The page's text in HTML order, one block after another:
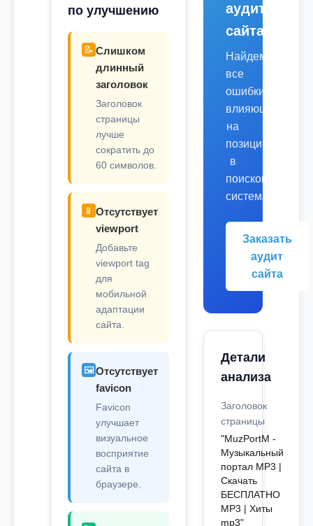
по улучшению
📝 Слишком
длинный
заголовок
Заголовок
страницы
лучше
сократить до
60 символов.
📱 Отсутствует
viewport
Добавьте
viewport tag
для
мобильной
адаптации
сайта.
🖼️Отсутствует
favicon
Favicon
улучшает
визуальное
восприятие
сайта в
браузере.
аудит
сайта
Найдем
все
ошибки,
влияющие
на
позиции
в
поисковых
системах.
Заказать
аудит
сайта
Детали
анализа
Заголовок
страницы
"MuzPortM -
Музыкальный
портал MP3 |
Скачать
БЕСПЛАТНО
MP3 | Хиты
mp3"